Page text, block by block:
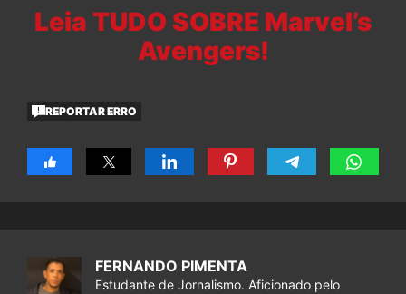
Leia TUDO SOBRE Marvel’s
Avengers!
REPORTAR ERRO
FERNANDO PIMENTA
Estudante de Jornalismo. Aficionado pelo